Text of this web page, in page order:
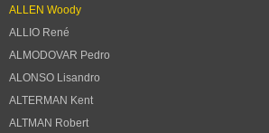
ALLEN Woody
ALLIO René
ALMODOVAR Pedro
ALONSO Lisandro
ALTERMAN Kent
ALTMAN Robert